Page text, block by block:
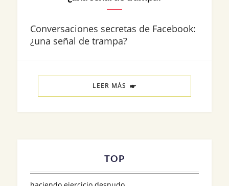
Conversaciones secretas de Facebook:
¿una señal de trampa?
LEER MÁS
TOP